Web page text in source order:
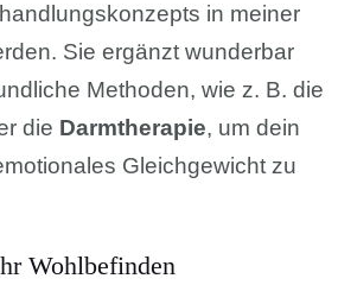
in meiner
Sie ergänzt wunderbar
Methoden, wie z. B. die
die Darmtherapie, um dein
Gleichgewicht zu
Wohlbefinden